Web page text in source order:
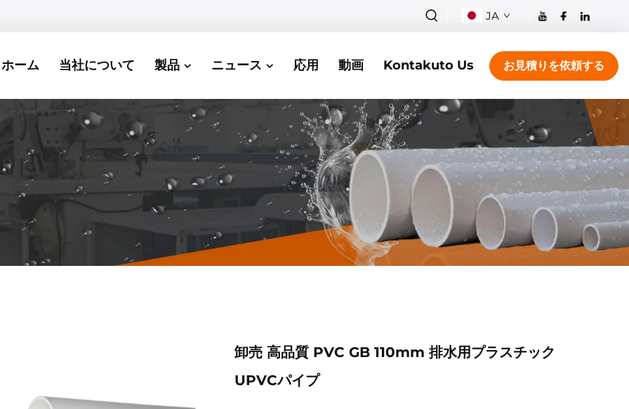
JA
ホーム 当社について 製品 ニュース 応用 動画 Kontakuto Us お見積りを依頼する
卸売 高品質 PVC GB 110mm 排水用プラスチック
UPVCパイプ